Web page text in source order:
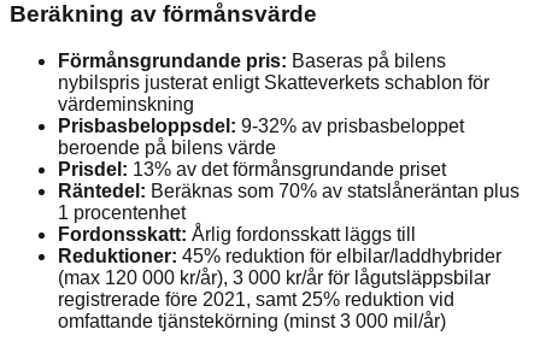
Beräkning av förmånsvärde
Förmånsgrundande pris: Baseras på bilens
nybilspris justerat enligt Skatteverkets schablon för
värdeminskning
Prisbasbeloppsdel: 9-32% av prisbasbeloppet
beroende på bilens värde
Prisdel: 13% av det förmånsgrundande priset
Räntedel: Beräknas som 70% av statslåneräntan plus
1 procentenhet
Fordonsskatt: Årlig fordonsskatt läggs till
Reduktioner: 45% reduktion för elbilar/laddhybrider
(max 120 000 kr/år), 3 000 kr/år för lågutsläppsbilar
registrerade före 2021, samt 25% reduktion vid
omfattande tjänstekörning (minst 3 000 mil/år)